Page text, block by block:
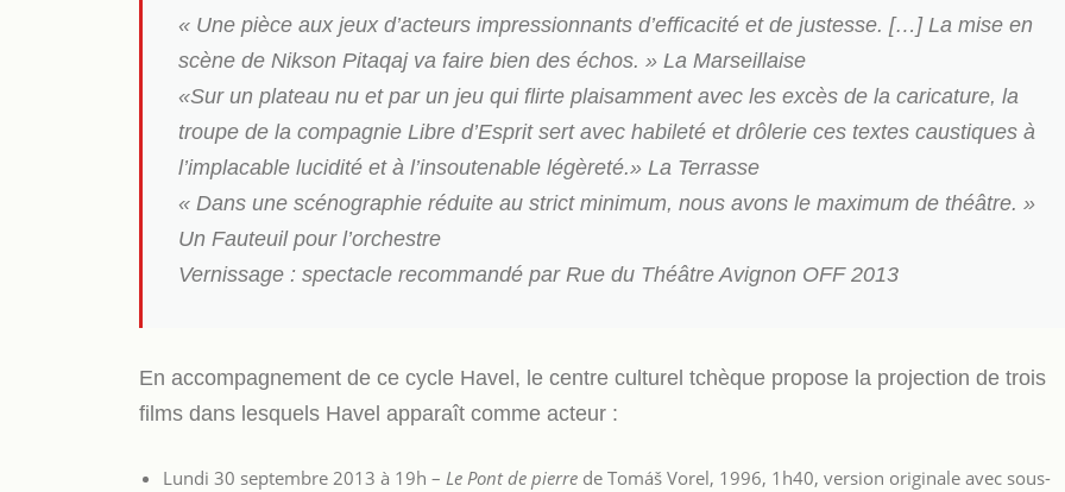
« Une pièce aux jeux d’acteurs impressionnants d’efficacité et de justesse. […] La mise en
scène de Nikson Pitaqaj va faire bien des échos. » La Marseillaise
«Sur un plateau nu et par un jeu qui flirte plaisamment avec les excès de la caricature, la
troupe de la compagnie Libre d’Esprit sert avec habileté et drôlerie ces textes caustiques à
l’implacable lucidité et à l’insoutenable légèreté.» La Terrasse
« Dans une scénographie réduite au strict minimum, nous avons le maximum de théâtre. »
Un Fauteuil pour l’orchestre
Vernissage : spectacle recommandé par Rue du ThéâtreAvignon OFF 2013
En accompagnement de ce cycle Havel, le centre culturel tchèque propose la projection de trois
films dans lesquels Havel apparaît comme acteur :
Lundi 30 septembre 2013 à 19h – Le Pont de pierre de Tomáš Vorel, 1996, 1h40, version originale avec sous-